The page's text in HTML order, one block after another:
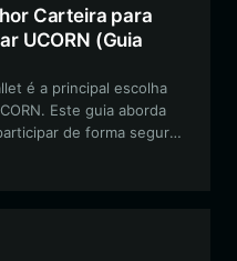
Carteira para
UCORN (Guia
é a principal escolha
Este guia aborda
de forma segura
deste meme